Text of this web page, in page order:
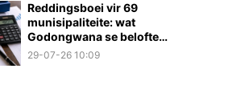
Reddingsboei vir 69
munisipaliteite: wat
Godongwana se belofte
werklik beteken
29-07-26 10:09